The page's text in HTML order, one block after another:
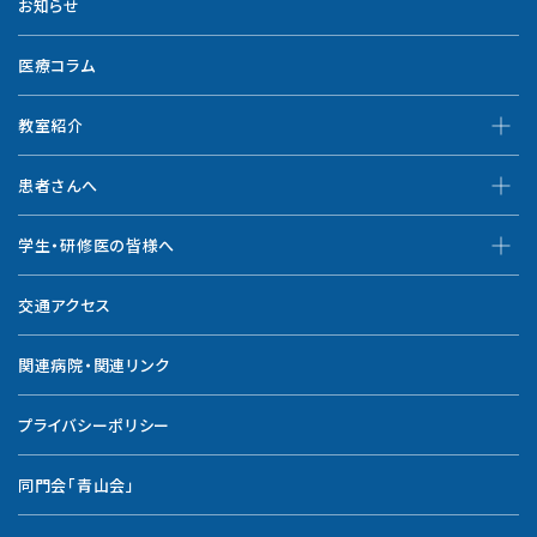
お知らせ
医療コラム
教室紹介
患者さんへ
学生・研修医の皆様へ
交通アクセス
関連病院・関連リンク
プライバシーポリシー
同門会「青山会」